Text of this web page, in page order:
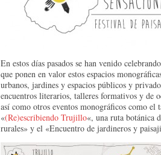
En estos días pasados se han venido
que ponen en valor estos espacios
urbanos, jardines y espacios públicos y
encuentros literarios, talleres formativos y de
así como otros eventos monográficos como el
«(Re)escribiendo Trujillo«, una ruta botánica
rurales» y el «Encuentro de jardineros y